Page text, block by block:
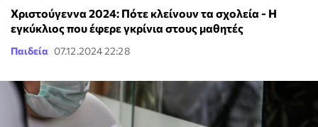
Χριστούγεννα 2024: Πότε κλείνουν τα σχολεία - Η
εγκύκλιος που έφερε γκρίνια στους μαθητές
Παιδεία 07.12.2024 22:28